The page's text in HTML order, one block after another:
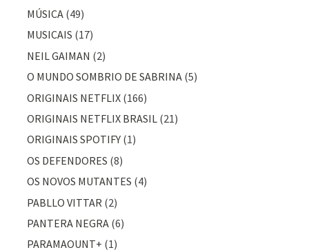
MÚSICA (49)
MUSICAIS (17)
NEIL GAIMAN (2)
O MUNDO SOMBRIO DE SABRINA (5)
ORIGINAIS NETFLIX (166)
ORIGINAIS NETFLIX BRASIL (21)
ORIGINAIS SPOTIFY (1)
OS DEFENDORES (8)
OS NOVOS MUTANTES (4)
PABLLO VITTAR (2)
PANTERA NEGRA (6)
PARAMAOUNT+ (1)